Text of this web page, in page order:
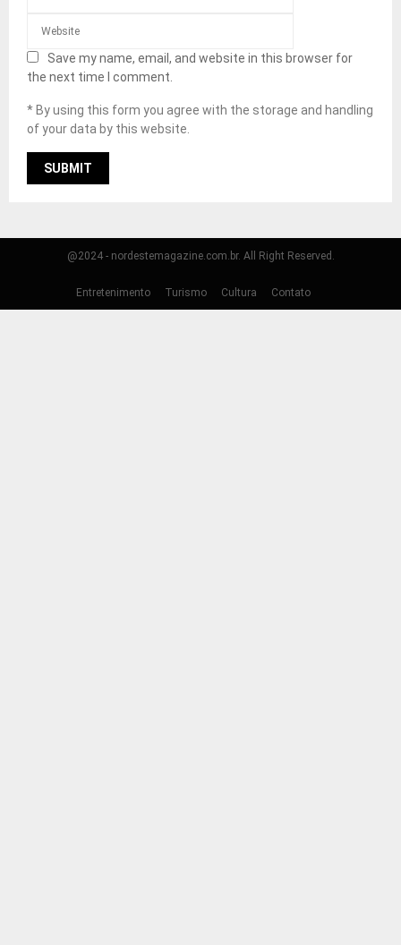
Save my name, email, and website in this browser for
the next time I comment.
* By using this form you agree with the storage and handling
of your data by this website.
@2024 - nordestemagazine.com.br. All Right Reserved.
Entretenimento Turismo Cultura Contato